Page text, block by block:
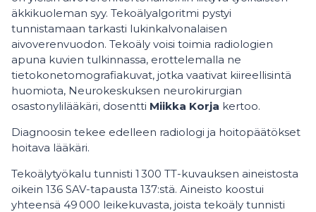
äkkikuoleman syy. Tekoälyalgoritmi pystyi
tunnistamaan tarkasti lukinkalvonalaisen
aivoverenvuodon. Tekoäly voisi toimia radiologien
apuna kuvien tulkinnassa, erottelemalla ne
tietokonetomografiakuvat, jotka vaativat kiireellisintä
huomiota, Neurokeskuksen neurokirurgian
osastonylilääkäri, dosentti Miikka Korja kertoo.
Diagnoosin tekee edelleen radiologi ja hoitopäätökset
hoitava lääkäri.
Tekoälytyökalu tunnisti 1 300 TT-kuvauksen aineistosta
oikein 136 SAV-tapausta 137:stä. Aineisto koostui
yhteensä 49 000 leikekuvasta, joista tekoäly tunnisti